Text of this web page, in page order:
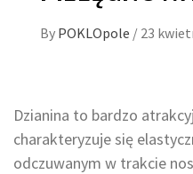
By POKLOpole / 23
Dzianina to bardzo
charakteryzuje się
odczuwanym w trakcie